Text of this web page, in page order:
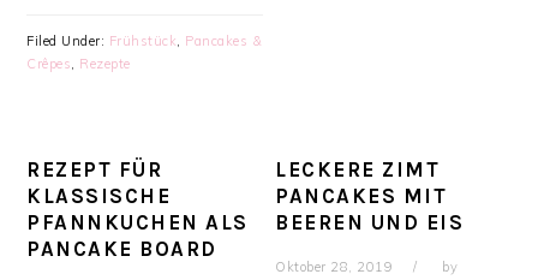
Filed Under: Frühstück, Pancakes &
Crêpes, Rezepte
REZEPT FÜR
KLASSISCHE
PFANNKUCHEN ALS
PANCAKE BOARD
LECKERE ZIMT
PANCAKES MIT
BEEREN UND EIS
Oktober 28, 2019
by